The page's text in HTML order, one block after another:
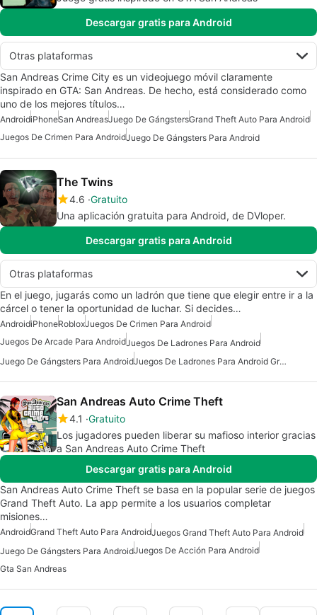
Descargar gratis para Android
Otras plataformas
San Andreas Crime City es un videojuego móvil claramente
inspirado en GTA: San Andreas. De hecho, está considerado como
uno de los mejores títulos…
AndroidiPhoneSan AndreasJuego De GángstersGrand Theft Auto Para Android
Juegos De Crimen Para AndroidJuego De Gángsters Para Android
The Twins
4.6 Gratuito
Una aplicación gratuita para Android, de DVloper.
Descargar gratis para Android
Otras plataformas
En el juego, jugarás como un ladrón que tiene que elegir entre ir a la
cárcel o tener la oportunidad de luchar. Si decides…
AndroidiPhoneRobloxJuegos De Crimen Para Android
Juegos De Arcade Para AndroidJuegos De Ladrones Para Android
Juego De Gángsters Para Android
Juegos De Ladrones Para Android Gratis
San Andreas Auto Crime Theft
4.1 Gratuito
Los jugadores pueden liberar su mafioso interior gracias
a San Andreas Auto Crime Theft
Descargar gratis para Android
San Andreas Auto Crime Theft se basa en la popular serie de juegos
Grand Theft Auto. La app permite a los usuarios completar
misiones…
AndroidGrand Theft Auto Para AndroidJuegos Grand Theft Auto Para Android
Juego De Gángsters Para AndroidJuegos De Acción Para Android
Gta San Andreas